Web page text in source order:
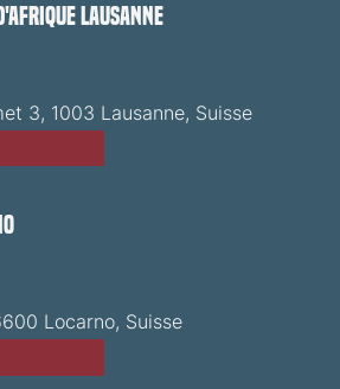
Lausanne
3, 1003 Lausanne, Suisse
Locarno, Suisse